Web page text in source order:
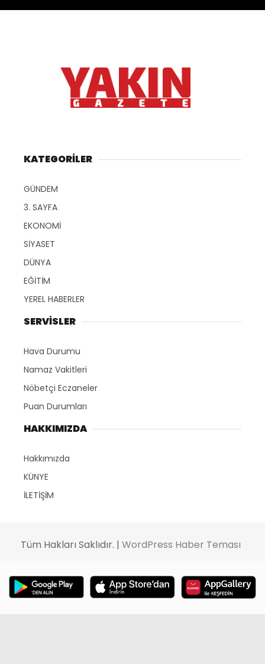
KATEGORİLER
GÜNDEM
3. SAYFA
EKONOMİ
SİYASET
DÜNYA
EĞİTİM
YEREL HABERLER
SERVİSLER
Hava Durumu
Namaz Vakitleri
Nöbetçi Eczaneler
Puan Durumları
HAKKIMIZDA
Hakkımızda
KÜNYE
İLETİŞİM
Tüm Hakları Saklıdır. | WordPress Haber Teması